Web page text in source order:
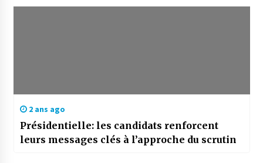
2 ans ago
Présidentielle: les candidats renforcent
leurs messages clés à l’approche du scrutin